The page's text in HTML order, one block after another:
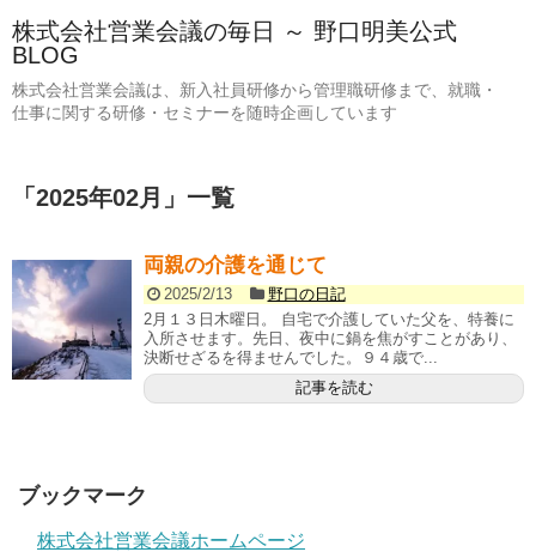
株式会社営業会議の毎日 ～ 野口明美公式
BLOG
株式会社営業会議は、新入社員研修から管理職研修まで、就職・
仕事に関する研修・セミナーを随時企画しています
「 2025年02月 」 一覧
両親の介護を通じて
2025/2/13
野口の日記
2月１３日木曜日。 自宅で介護していた父を、特養に
入所させます。先日、夜中に鍋を焦がすことがあり、
決断せざるを得ませんでした。９４歳で...
記事を読む
ブックマーク
株式会社営業会議ホームページ